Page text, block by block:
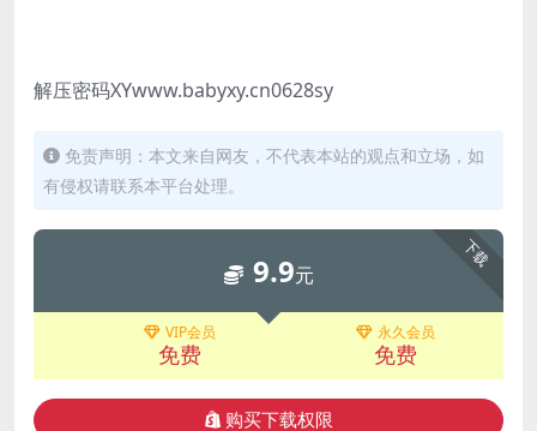
解压密码XYwww.babyxy.cn0628sy
免责声明：本文来自网友，不代表本站的观点和立场，如
有侵权请联系本平台处理。
下载
9.9元
VIP会员
免费
永久会员
免费
购买下载权限